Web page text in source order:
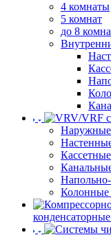
4 комнаты
5 комнат
до 8
Наружные